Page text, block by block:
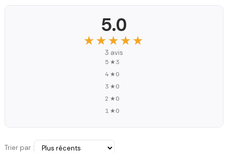
5.0
★★★★★
★★★★★
3 avis
5 ★3
4 ★0
3 ★0
2 ★0
1 ★0
Trier par :